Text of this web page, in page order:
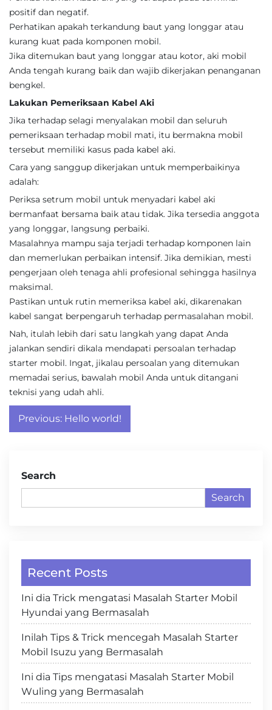
positif dan negatif.
Perhatikan apakah terkandung baut yang longgar atau
kurang kuat pada komponen mobil.
Jika ditemukan baut yang longgar atau kotor, aki mobil
Anda tengah kurang baik dan wajib dikerjakan penanganan
bengkel.
Lakukan Pemeriksaan Kabel Aki
Jika terhadap selagi menyalakan mobil dan seluruh
pemeriksaan terhadap mobil mati, itu bermakna mobil
tersebut memiliki kasus pada kabel aki.
Cara yang sanggup dikerjakan untuk memperbaikinya
adalah:
Periksa setrum mobil untuk menyadari kabel aki
bermanfaat bersama baik atau tidak. Jika tersedia anggota
yang longgar, langsung perbaiki.
Masalahnya mampu saja terjadi terhadap komponen lain
dan memerlukan perbaikan intensif. Jika demikian, mesti
pengerjaan oleh tenaga ahli profesional sehingga hasilnya
maksimal.
Pastikan untuk rutin memeriksa kabel aki, dikarenakan
kabel sangat berpengaruh terhadap permasalahan mobil.
Nah, itulah lebih dari satu langkah yang dapat Anda
jalankan sendiri dikala mendapati persoalan terhadap
starter mobil. Ingat, jikalau persoalan yang ditemukan
memadai serius, bawalah mobil Anda untuk ditangani
teknisi yang udah ahli.
Post
navigation
Previous: Hello world!
Search
Search
Recent Posts
Ini dia Trick mengatasi Masalah Starter Mobil
Hyundai yang Bermasalah
Inilah Tips & Trick mencegah Masalah Starter
Mobil Isuzu yang Bermasalah
Ini dia Tips mengatasi Masalah Starter Mobil
Wuling yang Bermasalah